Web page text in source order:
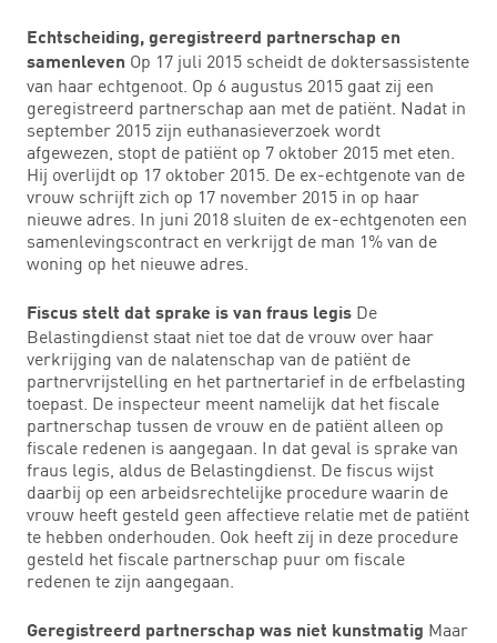
Echtscheiding, geregistreerd partnerschap en
samenleven Op 17 juli 2015 scheidt de doktersassistente
van haar echtgenoot. Op 6 augustus 2015 gaat zij een
geregistreerd partnerschap aan met de patiënt. Nadat in
september 2015 zijn euthanasieverzoek wordt
afgewezen, stopt de patiënt op 7 oktober 2015 met eten.
Hij overlijdt op 17 oktober 2015. De ex-echtgenote van de
vrouw schrijft zich op 17 november 2015 in op haar
nieuwe adres. In juni 2018 sluiten de ex-echtgenoten een
samenlevingscontract en verkrijgt de man 1% van de
woning op het nieuwe adres.
Fiscus stelt dat sprake is van fraus legis De
Belastingdienst staat niet toe dat de vrouw over haar
verkrijging van de nalatenschap van de patiënt de
partnervrijstelling en het partnertarief in de erfbelasting
toepast. De inspecteur meent namelijk dat het fiscale
partnerschap tussen de vrouw en de patiënt alleen op
fiscale redenen is aangegaan. In dat geval is sprake van
fraus legis, aldus de Belastingdienst. De fiscus wijst
daarbij op een arbeidsrechtelijke procedure waarin de
vrouw heeft gesteld geen affectieve relatie met de patiënt
te hebben onderhouden. Ook heeft zij in deze procedure
gesteld het fiscale partnerschap puur om fiscale
redenen te zijn aangegaan.
Geregistreerd partnerschap was niet kunstmatig Maar